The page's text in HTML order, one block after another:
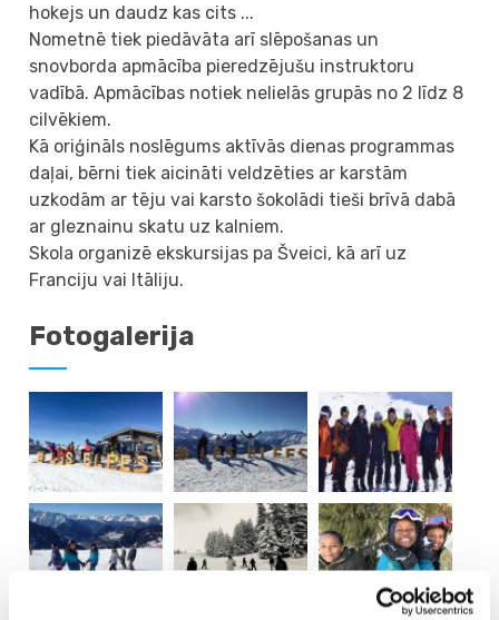
hokejs un daudz kas cits ...
Nometnē tiek piedāvāta arī slēpošanas un
snovborda apmācība pieredzējušu instruktoru
vadībā. Apmācības notiek nelielās grupās no 2 līdz 8
cilvēkiem.
Kā oriģināls noslēgums aktīvās dienas programmas
daļai, bērni tiek aicināti veldzēties ar karstām
uzkodām ar tēju vai karsto šokolādi tieši brīvā dabā
ar gleznainu skatu uz kalniem.
Skola organizē ekskursijas pa Šveici, kā arī uz
Franciju vai Itāliju.
Fotogalerija